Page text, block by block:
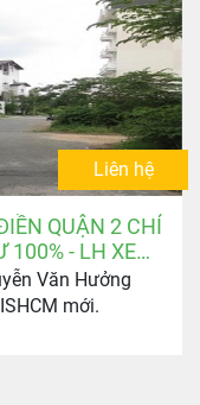
Liên hệ
QUẬN 2 CHỈ
100% - LH XEM
Văn Hưởng
mới.